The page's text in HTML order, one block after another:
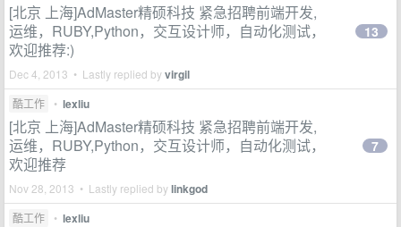
[北京 上海]AdMaster精硕科技 紧急招聘前端开发,
运维，RUBY,Python，交互设计师，自动化测试，
欢迎推荐:)
Dec 4, 2013 • Lastly replied byvirgil
13
酷工作 • lexliu
[北京 上海]AdMaster精硕科技 紧急招聘前端开发,
运维，RUBY,Python，交互设计师，自动化测试，
欢迎推荐
Nov 28, 2013 • Lastly replied bylinkgod
7
酷工作 • lexliu